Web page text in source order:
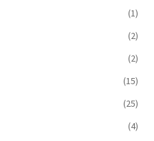
(1)
(2)
(2)
(15)
(25)
(4)